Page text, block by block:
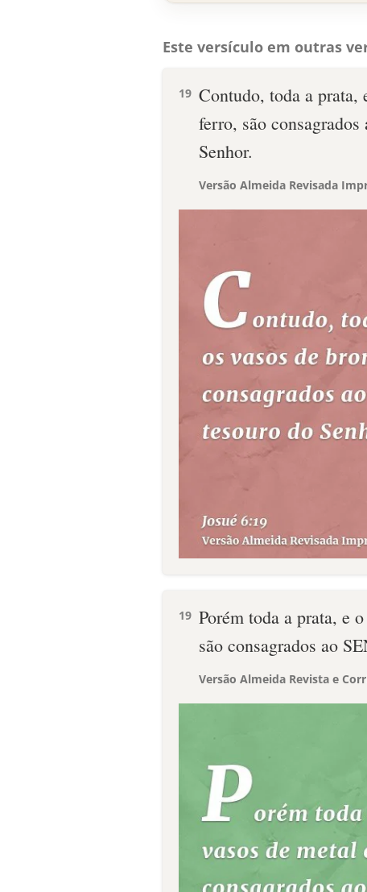
Este versículo em outras
19 Contudo, toda a prata,
ferro, são
Senhor.
Versão Almeida Revisada
19 Porém toda a prata, e
são consagrados ao
Versão Almeida Revista e